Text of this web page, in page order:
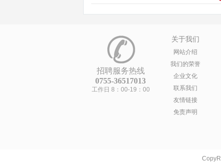
招聘服务热线
0755-36517013
工作日 8：00-19：00
关于我们
网站介绍
我们的荣誉
企业文化
联系我们
友情链接
免责声明